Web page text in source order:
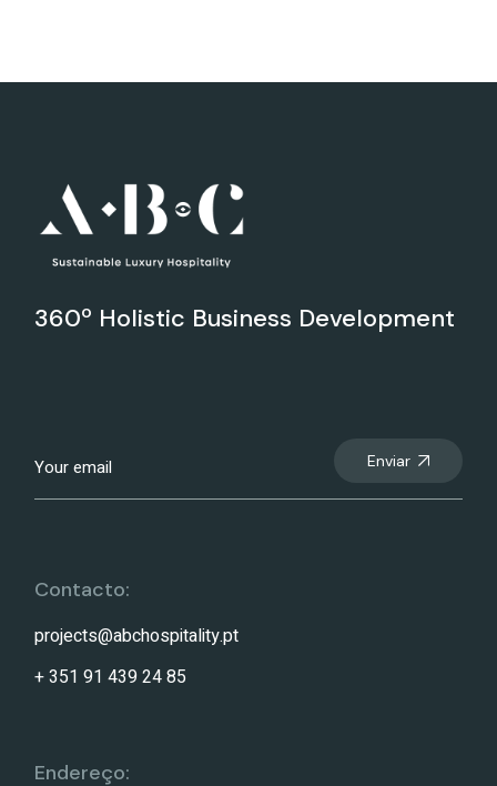
360º Holistic Business Development
Enviar
Contacto:
projects@abchospitality.pt
+ 351 91 439 24 85
Endereço: